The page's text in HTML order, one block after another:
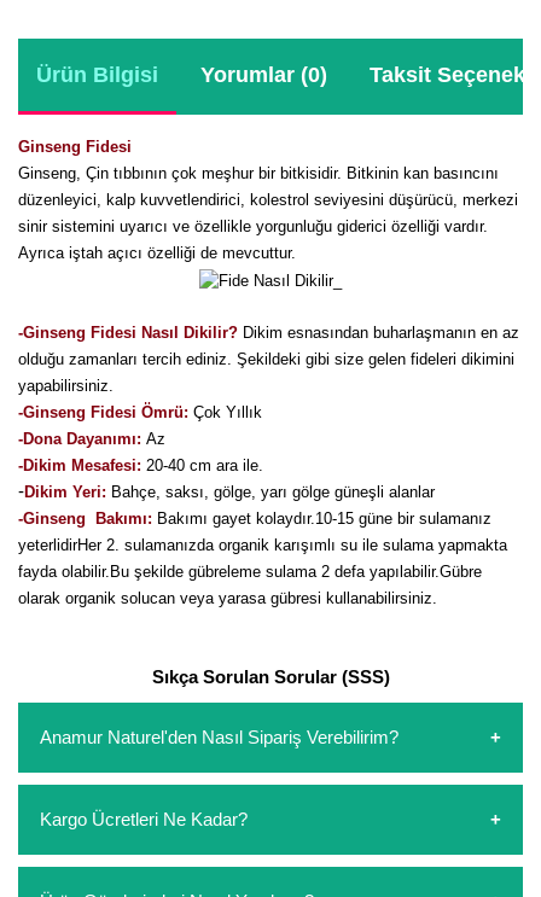
Ürün Bilgisi Yorumlar (0) Taksit
Ginseng Fidesi
Ginseng, Çin tıbbının çok meşhur bir bitkisidir. Bitkinin kan basıncını
düzenleyici, kalp kuvvetlendirici, kolestrol seviyesini düşürücü, merkezi
sinir sistemini uyarıcı ve özellikle yorgunluğu giderici özelliği vardır.
Ayrıca iştah açıcı özelliği de mevcuttur.
-Ginseng Fidesi Nasıl Dikilir? Dikim esnasından buharlaşmanın en az
olduğu zamanları tercih ediniz. Şekildeki gibi size gelen fideleri dikimini
yapabilirsiniz.
-Ginseng Fidesi Ömrü: Çok Yıllık
-Dona Dayanımı: Az
-Dikim Mesafesi: 20-40 cm ara ile.
-Dikim Yeri: Bahçe, saksı, gölge, yarı gölge güneşli alanlar
-Ginseng Bakımı: Bakımı gayet kolaydır.10-15 güne bir sulamanız
yeterlidirHer 2. sulamanızda organik karışımlı su ile sulama yapmakta
fayda olabilir.Bu şekilde gübreleme sulama 2 defa yapılabilir.Gübre
olarak organik solucan veya yarasa gübresi kullanabilirsiniz.
Sıkça Sorulan Sorular (SSS)
Anamur Naturel'den Nasıl Sipariş Verebilirim?
oluşturarak,iletişim numaralarımızdan bizi arayarak veya
whatsapp hattımızdan bizlere isteklerinizi yazarak sipariş
Kargo Ücretleri Ne Kadar?